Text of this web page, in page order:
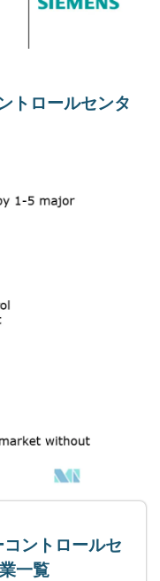
トロールセンタ
ントロールセ
一覧